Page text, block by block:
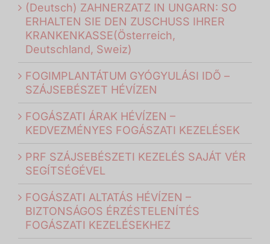
(Deutsch) ZAHNERZATZ IN UNGARN: SO
ERHALTEN SIE DEN ZUSCHUSS IHRER
KRANKENKASSE(Österreich,
Deutschland, Sweiz)
FOGIMPLANTÁTUM GYÓGYULÁSI IDŐ –
SZÁJSEBÉSZET HÉVÍZEN
FOGÁSZATI ÁRAK HÉVÍZEN –
KEDVEZMÉNYES FOGÁSZATI KEZELÉSEK
PRF SZÁJSEBÉSZETI KEZELÉS SAJÁT VÉR
SEGÍTSÉGÉVEL
FOGÁSZATI ALTATÁS HÉVÍZEN –
BIZTONSÁGOS ÉRZÉSTELENÍTÉS
FOGÁSZATI KEZELÉSEKHEZ